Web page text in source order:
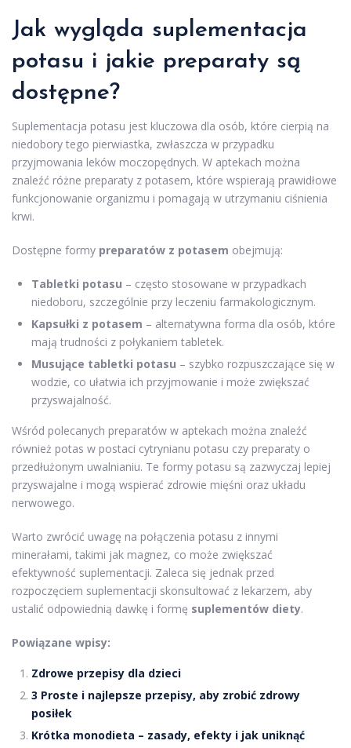
Jak wygląda suplementacja
potasu i jakie preparaty są
dostępne?
Suplementacja potasu jest kluczowa dla osób, które cierpią na
niedobory tego pierwiastka, zwłaszcza w przypadku
przyjmowania leków moczopędnych. W aptekach można
znaleźć różne preparaty z potasem, które wspierają prawidłowe
funkcjonowanie organizmu i pomagają w utrzymaniu ciśnienia
krwi.
Dostępne formy preparatów z potasem obejmują:
Tabletki potasu – często stosowane w przypadkach
niedoboru, szczególnie przy leczeniu farmakologicznym.
Kapsułki z potasem – alternatywna forma dla osób, które
mają trudności z połykaniem tabletek.
Musujące tabletki potasu – szybko rozpuszczające się w
wodzie, co ułatwia ich przyjmowanie i może zwiększać
przyswajalność.
Wśród polecanych preparatów w aptekach można znaleźć
również potas w postaci cytrynianu potasu czy preparaty o
przedłużonym uwalnianiu. Te formy potasu są zazwyczaj lepiej
przyswajalne i mogą wspierać zdrowie mięśni oraz układu
nerwowego.
Warto zwrócić uwagę na połączenia potasu z innymi
minerałami, takimi jak magnez, co może zwiększać
efektywność suplementacji. Zaleca się jednak przed
rozpoczęciem suplementacji skonsultować z lekarzem, aby
ustalić odpowiednią dawkę i formę suplementów diety.
Powiązane wpisy:
Zdrowe przepisy dla dzieci
3 Proste i najlepsze przepisy, aby zrobić zdrowy
posiłek
Krótka monodieta – zasady, efekty i jak uniknąć